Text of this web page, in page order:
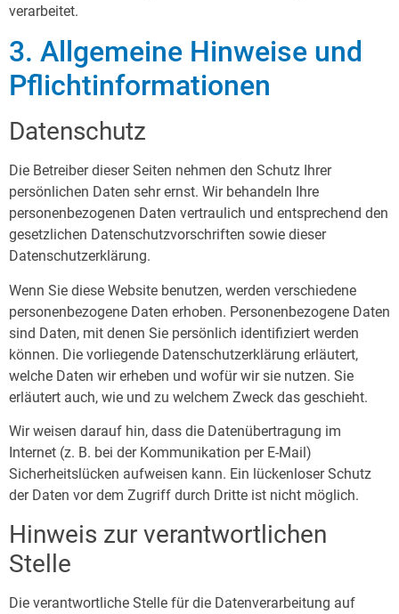
verarbeitet.
3. Allgemeine Hinweise und
Pflicht­informationen
Datenschutz
Die Betreiber dieser Seiten nehmen den Schutz Ihrer
persönlichen Daten sehr ernst. Wir behandeln Ihre
personenbezogenen Daten vertraulich und entsprechend den
gesetzlichen Datenschutzvorschriften sowie dieser
Datenschutzerklärung.
Wenn Sie diese Website benutzen, werden verschiedene
personenbezogene Daten erhoben. Personenbezogene Daten
sind Daten, mit denen Sie persönlich identifiziert werden
können. Die vorliegende Datenschutzerklärung erläutert,
welche Daten wir erheben und wofür wir sie nutzen. Sie
erläutert auch, wie und zu welchem Zweck das geschieht.
Wir weisen darauf hin, dass die Datenübertragung im
Internet (z. B. bei der Kommunikation per E-Mail)
Sicherheitslücken aufweisen kann. Ein lückenloser Schutz
der Daten vor dem Zugriff durch Dritte ist nicht möglich.
Hinweis zur verantwortlichen
Stelle
Die verantwortliche Stelle für die Datenverarbeitung auf